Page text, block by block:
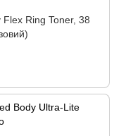
Flex Ring Toner, 38